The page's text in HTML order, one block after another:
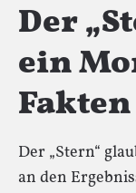
Der
ein
Der „Stern“
an den